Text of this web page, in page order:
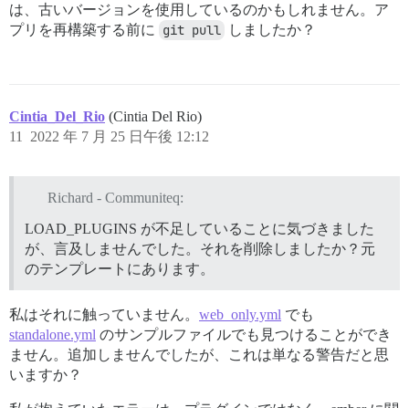
は、古いバージョンを使用しているのかもしれません。ア
プリを再構築する前に
git pull しましたか？
Cintia_Del_Rio (Cintia Del Rio)
2022 年 7 月 25 日午後 12:12
11
Richard - Communiteq:
LOAD_PLUGINS が不足していることに気づきました
が、言及しませんでした。それを削除しましたか？元
のテンプレートにあります。
私はそれに触っていません。 web_only.yml でも
standalone.yml のサンプルファイルでも見つけることができ
ません。追加しませんでしたが、これは単なる警告だと思
いますか？